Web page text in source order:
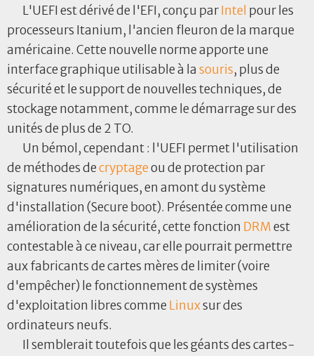
L'UEFI est dérivé de l'EFI, conçu parIntel pour les
processeurs Itanium, l'ancien fleuron de la marque
américaine. Cette nouvelle norme apporte une
interface graphique utilisable à la souris, plus de
sécurité et le support de nouvelles techniques, de
stockage notamment, comme le démarrage sur des
unités de plus de 2 TO.
Un bémol, cependant : l'UEFI permet l'utilisation
de méthodes decryptageou de protection par
signatures numériques, en amont du système
d'installation (Secure boot). Présentée comme une
amélioration de la sécurité, cette fonction DRMest
contestable à ce niveau, car elle pourrait permettre
aux fabricants de cartes mères de limiter (voire
d'empêcher) le fonctionnement de systèmes
d'exploitation libres comme Linuxsur des
ordinateurs neufs.
Il semblerait toutefois que les géants des cartes-